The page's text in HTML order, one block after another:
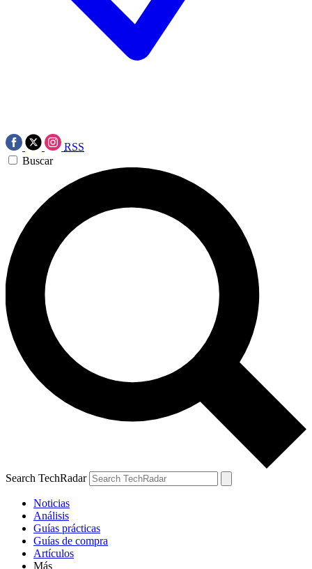
RSS
Buscar
Search TechRadar
Noticias
Análisis
Guías prácticas
Guías de compra
Artículos
Más